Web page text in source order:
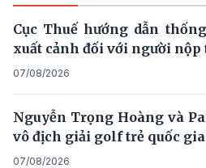
Cục Thuế hướng dẫn
xuất cảnh đối với người nộp
07/08/2026
Nguyễn Trọng Hoàng và
vô địch giải golf trẻ quốc
07/08/2026